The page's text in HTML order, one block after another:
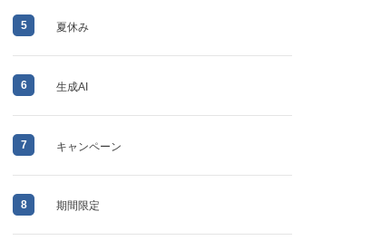
5 夏休み
6 生成AI
7 キャンペーン
8 期間限定